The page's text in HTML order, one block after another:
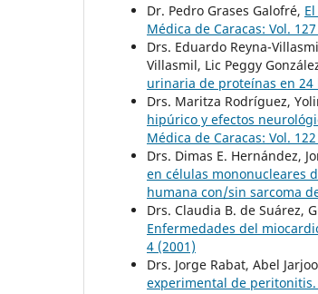
Dr. Pedro Grases Galofré,
Médica de Caracas: Vol.
Drs. Eduardo Reyna-
Villasmil, Lic Peggy
urinaria de proteínas en 24
Drs. Maritza Rodríguez,
hipúrico y efectos
Médica de Caracas: Vol.
Drs. Dimas E. Hernández,
en células mononucleares
humana con/sin sarcoma
Drs. Claudia B. de Suárez,
Enfermedades del
4 (2001)
Drs. Jorge Rabat, Abel
experimental de